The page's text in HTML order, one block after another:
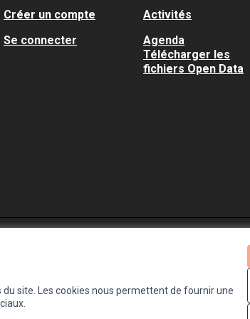
site. Les cookies nous permettent de fournir une
Créer un compte
Se connecter
Activités
Agenda
Télécharger les
fichiers Open Data